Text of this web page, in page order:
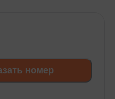
55,9 квадратных
квадратных метра),
две непроходные
на две стороны дома
вентиляцию,
номер